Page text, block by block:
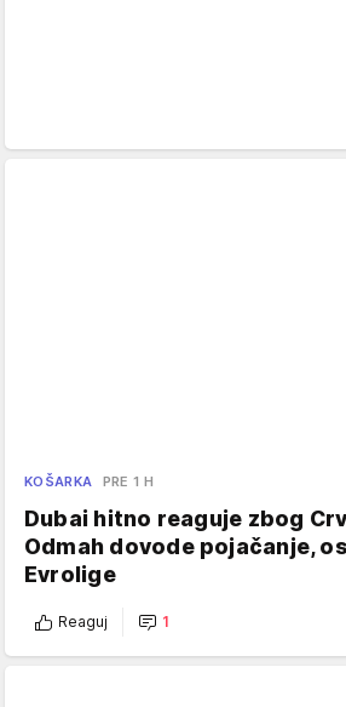
KOŠARKA PRE 1 H
Dubai hitno reaguje zbog
Odmah dovode pojačanje,
Evrolige
Reaguj 1